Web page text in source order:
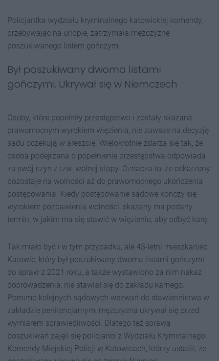
Policjantka wydziału kryminalnego katowickiej komendy,
przebywając na urlopie, zatrzymała mężczyznę
poszukiwanego listem gończym.
Był poszukiwany dwoma listami
gończymi. Ukrywał się w Niemczech
Osoby, które popełniły przestępstwo i zostały skazane
prawomocnym wyrokiem więzienia, nie zawsze na decyzję
sądu oczekują w areszcie. Wielokrotnie zdarza się tak, że
osoba podejrzana o popełnienie przestępstwa odpowiada
za swój czyn z tzw. wolnej stopy. Oznacza to, że oskarżony
pozostaje na wolności aż do prawomocnego ukończenia
postępowania. Kiedy postępowanie sądowe kończy się
wyrokiem pozbawienia wolności, skazany ma podany
termin, w jakim ma się stawić w więzieniu, aby odbyć karę.
Tak miało być i w tym przypadku, ale 43-letni mieszkaniec
Katowic, który był poszukiwany dwoma listami gończymi
do spraw z 2021 roku, a także wystawiono za nim nakaz
doprowadzenia, nie stawiał się do zakładu karnego.
Pomimo kolejnych sądowych wezwań do stawiennictwa w
zakładzie penitencjarnym, mężczyzna ukrywał się przed
wymiarem sprawiedliwości. Dlatego też sprawą
poszukiwań zajęli się policjanci z Wydziału Kryminalnego
Komendy Miejskiej Policji w Katowicach, którzy ustalili, że